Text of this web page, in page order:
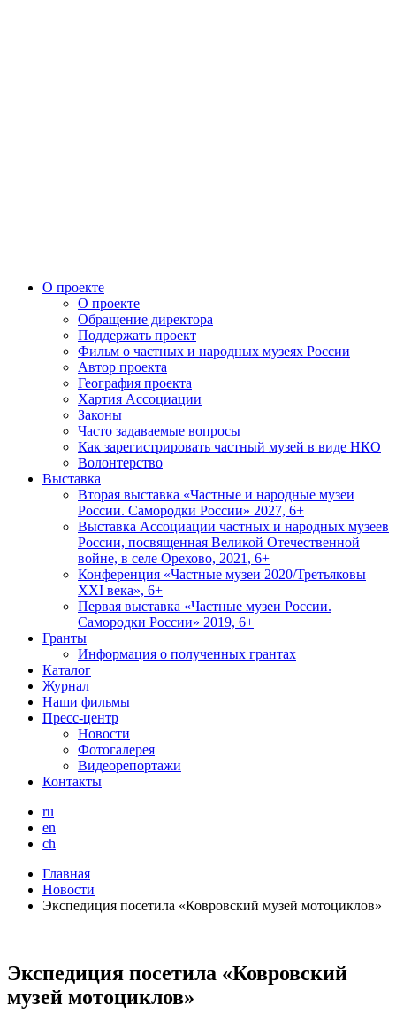
О проекте
О проекте
Обращение директора
Поддержать проект
Фильм о частных и народных музеях России
Автор проекта
География проекта
Хартия Ассоциации
Законы
Часто задаваемые вопросы
Как зарегистрировать частный музей в виде НКО
Волонтерство
Выставка
Вторая выставка «Частные и народные музеи
России. Самородки России» 2027, 6+
Выставка Ассоциации частных и народных музеев
России, посвященная Великой Отечественной
войне, в селе Орехово, 2021, 6+
Конференция «Частные музеи 2020/Третьяковы
XXI века», 6+
Первая выставка «Частные музеи России.
Самородки России» 2019, 6+
Гранты
Информация о полученных грантах
Каталог
Журнал
Наши фильмы
Пресс-центр
Новости
Фотогалерея
Видеорепортажи
Контакты
ru
en
ch
Главная
Новости
Экспедиция посетила «Ковровский музей мотоциклов»
Экспедиция посетила «Ковровский
музей мотоциклов»